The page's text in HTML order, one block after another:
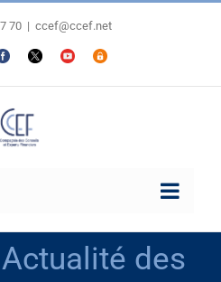
70 | ccef@ccef.net
X YOUTUBE
ESPACE
des